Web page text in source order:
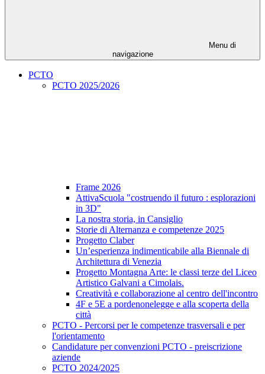
Menu di
navigazione
PCTO
PCTO 2025/2026
Frame 2026
AttivaScuola "costruendo il futuro : esplorazioni
in 3D"
La nostra storia, in Cansiglio
Storie di Alternanza e competenze 2025
Progetto Claber
Un’esperienza indimenticabile alla Biennale di
Architettura di Venezia
Progetto Montagna Arte: le classi terze del Liceo
Artistico Galvani a Cimolais.
Creatività e collaborazione al centro dell'incontro
4F e 5E a pordenonelegge e alla scoperta della
città
PCTO - Percorsi per le competenze trasversali e per
l'orientamento
Candidature per convenzioni PCTO - preiscrizione
aziende
PCTO 2024/2025